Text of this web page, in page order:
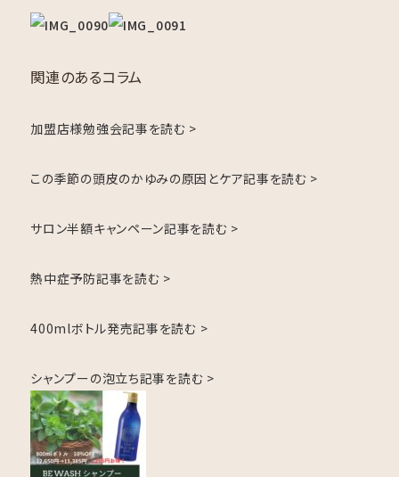
関連のあるコラム
加盟店様勉強会記事を読む >
この季節の頭皮のかゆみの原因とケア記事を読む >
サロン半額キャンペーン記事を読む >
熱中症予防記事を読む >
400mlボトル発売記事を読む >
シャンプーの泡立ち記事を読む >